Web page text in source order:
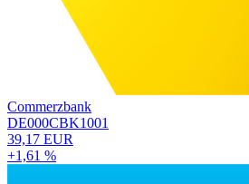
Commerzbank
DE000CBK1001
39,17 EUR
+1,61 %